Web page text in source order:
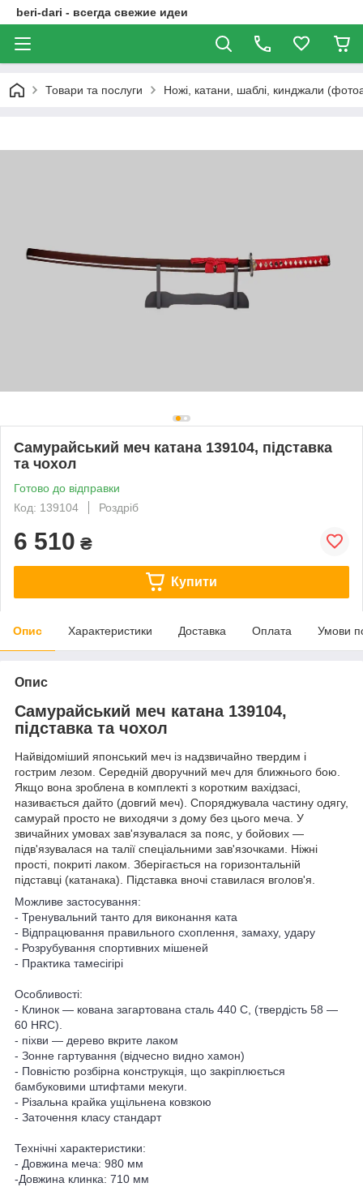
beri-dari - всегда свежие идеи
Товари та послуги Ножі, катани, шаблі, кинджали
Самурайський меч катана 139104, підставка
та чохол
Готово до відправки
Код: 139104
Роздріб
6 510 ₴
Купити
Опис Характеристики Доставка Оплата Умови
Опис
Самурайський меч катана 139104,
підставка та чохол
Найвідоміший японський меч із надзвичайно твердим і
гострим лезом. Середній дворучний меч для ближнього бою.
Якщо вона зроблена в комплекті з коротким вахідзасі,
називається дайто (довгий меч). Споряджувала частину одягу,
самурай просто не виходячи з дому без цього меча. У
звичайних умовах зав'язувалася за пояс, у бойових —
підв'язувалася на талії спеціальними зав'язочками. Ніжні
прості, покриті лаком. Зберігається на горизонтальній
підставці (катанака). Підставка вночі ставилася вголов'я.
Можливе застосування:
- Тренувальний танто для виконання ката
- Відпрацювання правильного схоплення, замаху, удару
- Розрубування спортивних мішеней
- Практика тамесігірі
Особливості:
- Клинок — кована загартована сталь 440 С, (твердість 58 —
60 HRC).
- піхви — дерево вкрите лаком
- Зонне гартування (відчесно видно хамон)
- Повністю розбірна конструкція, що закріплюється
бамбуковими штифтами мекуги.
- Різальна крайка ущільнена ковзкою
- Заточення класу стандарт
Технічні характеристики:
- Довжина меча: 980 мм
-Довжина клинка: 710 мм